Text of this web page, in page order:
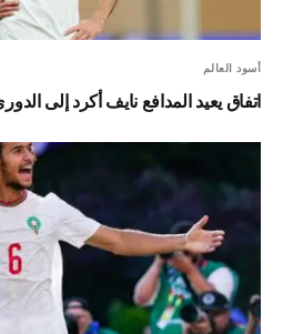
أسود العالم
اتفاق يعيد المدافع نايف أكرد إلى